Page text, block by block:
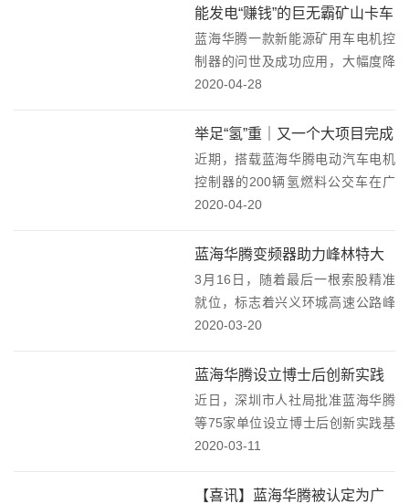
时，BRT进一步提高城市公共交通
的运力，缓解了高峰客流，并成为
了一道靓丽的风...
能发电“赚钱”的巨无霸矿山卡车
蓝海华腾一款新能源矿用车电机控
制器的问世及成功应用，大幅度降
低了矿山开采运输成本，为采矿业
在大型露天矿山为完成岩石土方剥
离与矿石运输任务而使用的一种重
型车，往返于采掘点和...
2020-04-28
举足“氢”重｜又一个大项目完成
交付
近期，搭载蓝海华腾电动汽车电机
控制器的200辆氢燃料公交车在广
东佛山完成交付，该项目是2019年
最多的订单。它的投入运营，将为
粤港澳大湾区降低PM2.5，有效的
保护城市...
2020-04-20
蓝海华腾变频器助力峰林特大
桥主缆牵引顺利完成
3月16日，随着最后一根索股精准
就位，标志着兴义环城高速公路峰
林特大桥主缆牵引工作圆满完成，
为实现2020年底贯通的目标奠定了
坚实基础。蓝海华腾提供的高性
能、大功率变频器...
2020-03-20
蓝海华腾设立博士后创新实践
基地
近日，深圳市人社局批准蓝海华腾
等75家单位设立博士后创新实践基
地。博士后创新实践基地的设立，
视研究开发的成果。同时也是在高
2020-03-11
【喜讯】蓝海华腾被认定为广